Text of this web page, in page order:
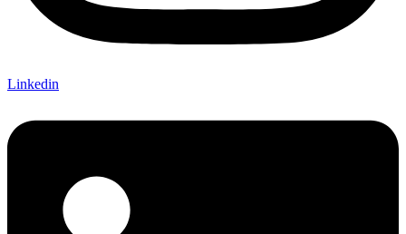
Linkedin